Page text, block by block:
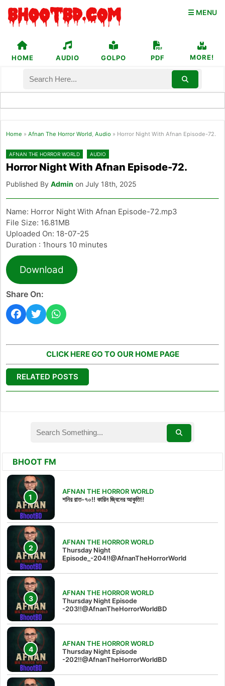
☰ MENU
HOME AUDIO GOLPO PDF MORE!
Home » Afnan The Horror World, Audio » Horror Night With Afnan Episode-72.
AFNAN THE HORROR WORLD AUDIO
Horror Night With Afnan Episode-72.
Published By Admin on July 18th, 2025
Name: Horror Night With Afnan Episode-72.mp3
File Size: 16.81MB
Uploaded On: 18-07-25
Duration : 1hours 10 minutes
Download
Share On:
CLICK HERE GO TO OUR HOME PAGE
RELATED POSTS
BHOOT FM
AFNAN THE HORROR WORLD
শনির রাত-৭০!! কারিন জ্বিনের আকুতি!!
AFNAN THE HORROR WORLD
Thursday Night
Episode_-204!!@AfnanTheHorrorWorld
AFNAN THE HORROR WORLD
Thursday Night Episode
-203!!@AfnanTheHorrorWorldBD
AFNAN THE HORROR WORLD
Thursday Night Episode
-202!!@AfnanTheHorrorWorldBD